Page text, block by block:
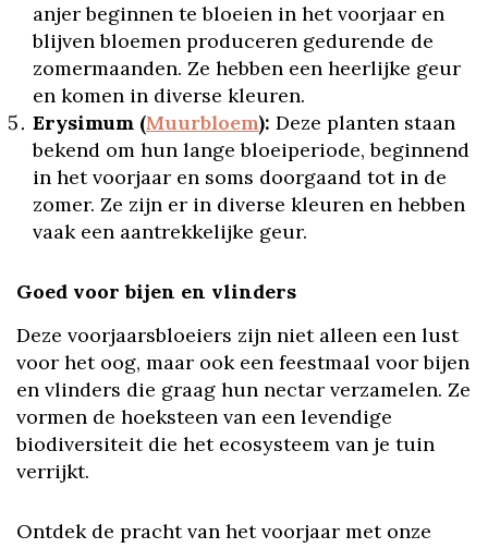
anjer beginnen te bloeien in het voorjaar en
blijven bloemen produceren gedurende de
zomermaanden. Ze hebben een heerlijke geur
en komen in diverse kleuren.
Erysimum (Muurbloem): Deze planten staan
bekend om hun lange bloeiperiode, beginnend
in het voorjaar en soms doorgaand tot in de
zomer. Ze zijn er in diverse kleuren en hebben
vaak een aantrekkelijke geur.
Goed voor bijen en vlinders
Deze voorjaarsbloeiers zijn niet alleen een lust
voor het oog, maar ook een feestmaal voor bijen
en vlinders die graag hun nectar verzamelen. Ze
vormen de hoeksteen van een levendige
biodiversiteit die het ecosysteem van je tuin
verrijkt.
Ontdek de pracht van het voorjaar met onze